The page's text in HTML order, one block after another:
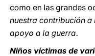
como en las grandes
nuestra contribución
apoyo a la guerra.
Niños víctimas de